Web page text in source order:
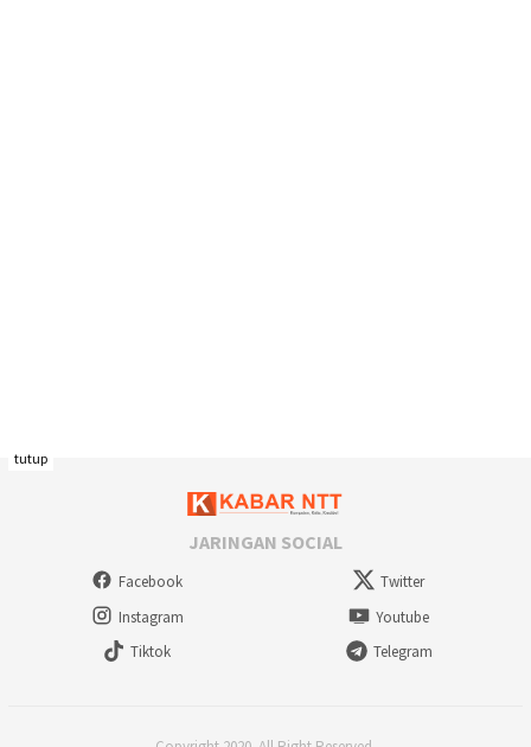
JARINGAN SOCIAL
Facebook
Twitter
Instagram
Youtube
Tiktok
Telegram
tutup